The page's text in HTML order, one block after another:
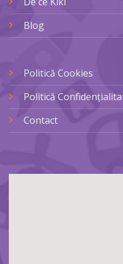
Blog
Politică Cookies
Politică
Contact